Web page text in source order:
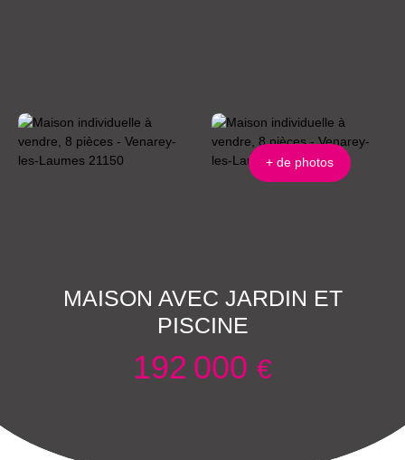
+ de photos
MAISON AVEC JARDIN ET
PISCINE
192 000 €